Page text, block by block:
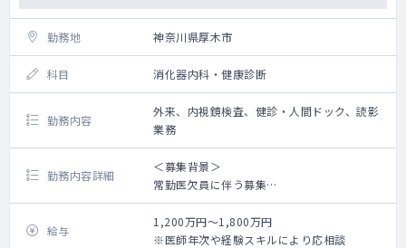
【福利厚生・その他】
・社会保険完備
・制服貸与
・スキンクリニックでの美容皮膚科施術の職
員割引（医療脱毛半額などご家族利用可）
・社食あり(レトルト食品)
・ワクチン接種（インフルエンザ）あり
・健康診断
・結婚祝、出産祝、出産育児一時金、育児休
業給付金、傷病手当あり
勤務地 神奈川県厚木市
科目 消化器内科・健康診断
勤務内容
外来、内視鏡検査、健診・人間ドック、読影
業務
勤務内容詳細
＜募集背景＞
常勤医欠員に伴う募集
※常勤医4名から3名の体制（2名内科専門
医、1名内視鏡専門医）
給与
1,200万円～1,800万円
※医師年次や経験スキルにより応相談